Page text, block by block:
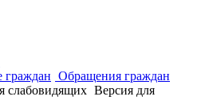
Обращения граждан
Версия для